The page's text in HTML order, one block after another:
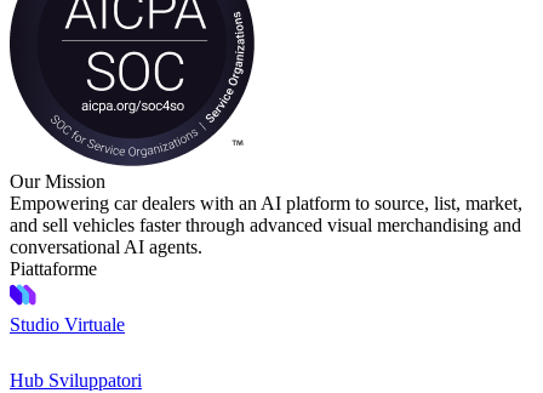
Our Mission
Empowering car dealers with an AI platform to source, list, market,
and sell vehicles faster through advanced visual merchandising and
conversational AI agents.
Piattaforme
Studio Virtuale
Hub Sviluppatori